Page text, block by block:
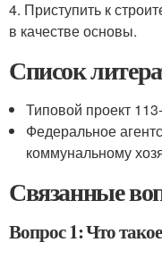
4. Приступить к
в качестве основы.
Список
Типовой проект
Федеральное
коммунальному
Связанные
Вопрос 1: Что